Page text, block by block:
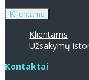
Klientams
Klientams
Užsakymų
Kontaktai